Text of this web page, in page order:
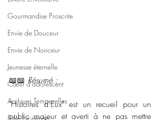
Gourmandise Proscrite
Envie de Douceur
Envie de Noirceur
Jeunesse éternelle
Cœur d'adolescent
Archives Temporelles
Folie Lycéenne
📖📖 Résumé :
"Histoires d'Eux" est un recueil pour un
public majeur et averti à ne pas mettre